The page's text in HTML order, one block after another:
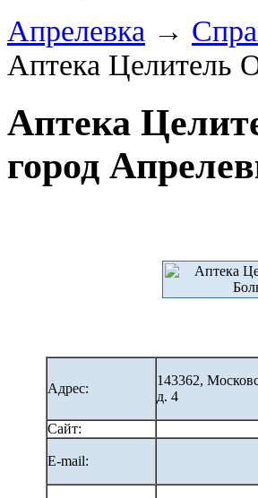
Апрелевка →
Аптека Целитель
Аптека
город
Адрес:
143362,
д. 4
Сайт:
E-mail: